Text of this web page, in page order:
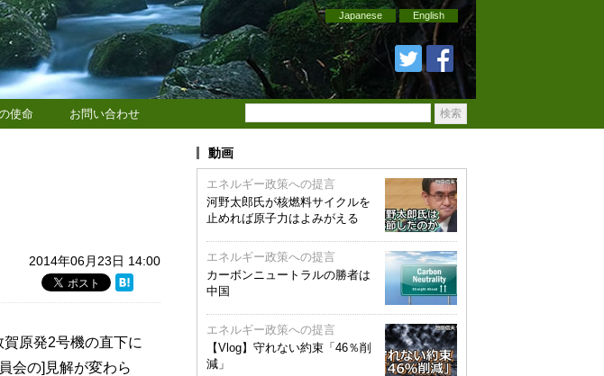
Japanese English
使命 お問い合わせ
2014年06月23日 14:00
原発2号機の直下に
会の]見解が変わら
動画
エネルギー政策への提言
河野太郎氏が核燃料サイクルを
止めれば原子力はよみがえる
エネルギー政策への提言
カーボンニュートラルの勝者は
中国
エネルギー政策への提言
【Vlog】守れない約束「46％削
減」